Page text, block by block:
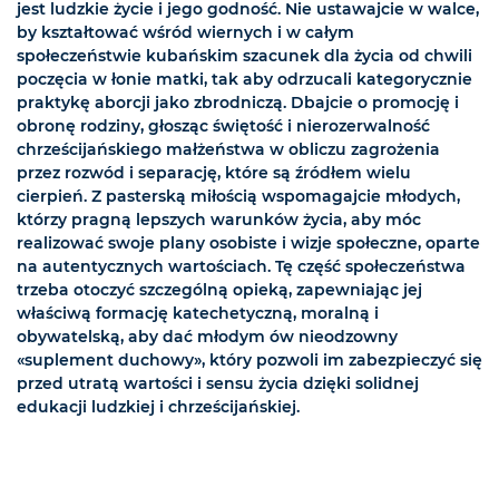
jest ludzkie życie i jego godność. Nie ustawajcie w walce,
by kształtować wśród wiernych i w całym
społeczeństwie kubańskim szacunek dla życia od chwili
poczęcia w łonie matki, tak aby odrzucali kategorycznie
praktykę aborcji jako zbrodniczą. Dbajcie o promocję i
obronę rodziny, głosząc świętość i nierozerwalność
chrześcijańskiego małżeństwa w obliczu zagrożenia
przez rozwód i separację, które są źródłem wielu
cierpień. Z pasterską miłością wspomagajcie młodych,
którzy pragną lepszych warunków życia, aby móc
realizować swoje plany osobiste i wizje społeczne, oparte
na autentycznych wartościach. Tę część społeczeństwa
trzeba otoczyć szczególną opieką, zapewniając jej
właściwą formację katechetyczną, moralną i
obywatelską, aby dać młodym ów nieodzowny
«suplement duchowy», który pozwoli im zabezpieczyć się
przed utratą wartości i sensu życia dzięki solidnej
edukacji ludzkiej i chrześcijańskiej.